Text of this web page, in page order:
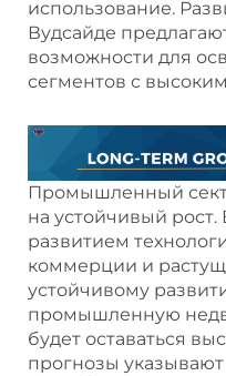
использование.
Вудсайде
возможности для
сегментов с
Промышленный
на устойчивый
развитием
коммерции и
устойчивому
промышленную
будет оставаться
прогнозы